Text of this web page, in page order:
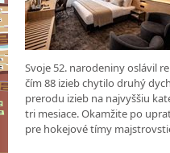
Svoje 52. narodeniny oslávil
čím 88 izieb chytilo druhý
prerodu izieb na najvyššiu
tri mesiace. Okamžite po
pre hokejové tímy